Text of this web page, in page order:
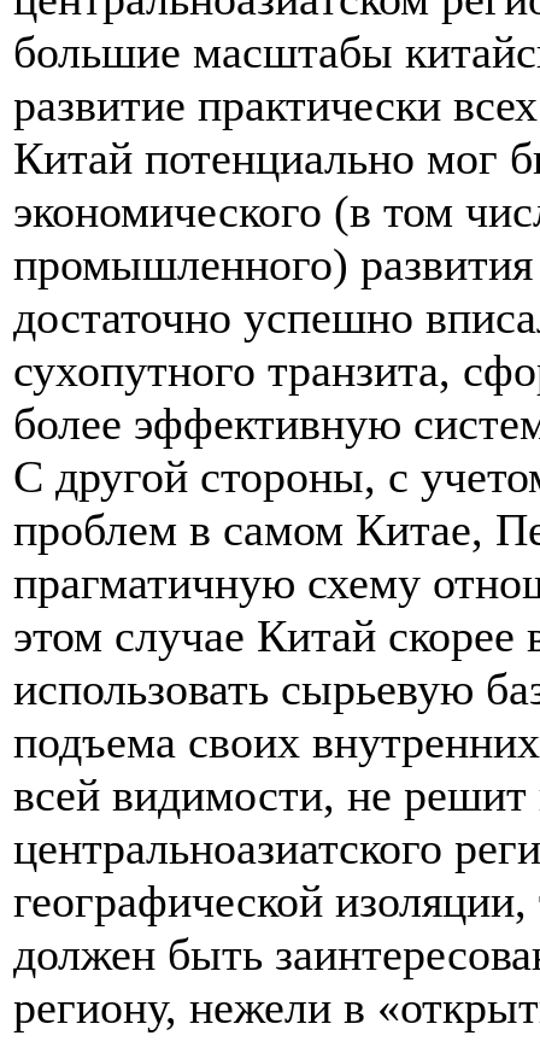
большие масштабы
развитие практически
Китай потенциально мог
экономического (в том
промышленного)
достаточно успешно
сухопутного транзита,
более эффективную
С другой стороны, с
проблем в самом Китае,
прагматичную схему
этом случае Китай скорее
использовать сырьевую
подъема своих
всей видимости, не
центральноазиатского
географической
должен быть
региону, нежели в